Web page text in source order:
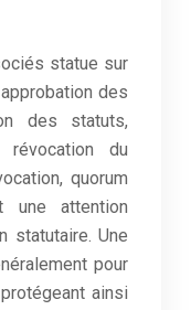
statue sur
des
des statuts,
révocation du
quorum
une attention
statutaire. Une
pour
ainsi